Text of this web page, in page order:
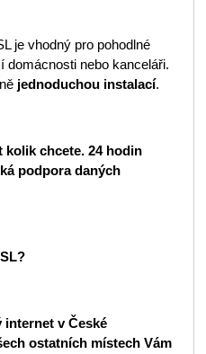
je vhodný pro pohodlné
domácnosti nebo kanceláři.
jednoduchou instalací.
kolik chcete. 24 hodin
podpora daných
internet v České
ostatních místech Vám